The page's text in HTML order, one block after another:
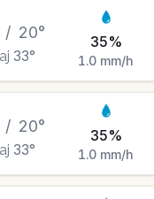
/ 20°
33°
35%
1.0 mm/h
/ 20°
33°
35%
1.0 mm/h